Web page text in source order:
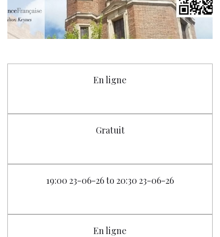
En ligne
Gratuit
19:00 23-06-26 to 20:30 23-06-26
En ligne